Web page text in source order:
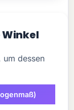
Winkel
um dessen